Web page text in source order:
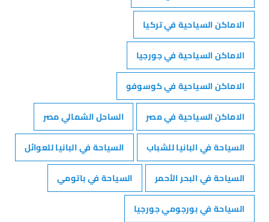
الاماكن السياحية في تركيا
الاماكن السياحية في جورجيا
الاماكن السياحية في كوسوفو
الاماكن السياحية في مصر
الساحل الشمالي مصر
السياحة في البانيا للشباب
السياحة في البانيا للعوائل
السياحة في البحر الأحمر
السياحة في باتومي
السياحة في بورجومي جورجيا